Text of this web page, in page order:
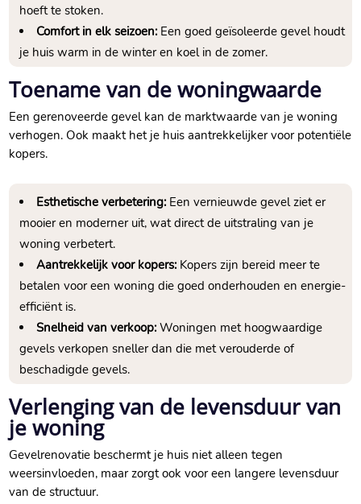
hoeft te stoken.​
Comfort in elk seizoen:Een goed geïsoleerde gevel houdt
je huis warm in de winter en koel in de zomer.​
Toename van de woningwaarde
Een gerenoveerde gevel kan de marktwaarde van je woning
verhogen.​ Ook maakt het je huis aantrekkelijker voor potentiële
kopers.​
Esthetische verbetering:Een vernieuwde gevel ziet er
mooier en moderner uit, wat direct de uitstraling van je
woning verbetert.​
Aantrekkelijk voor kopers:Kopers zijn bereid meer te
betalen voor een woning die goed onderhouden en energie-
efficiënt is.​
Snelheid van verkoop:Woningen met hoogwaardige
gevels verkopen sneller dan die met verouderde of
beschadigde gevels.​
Verlenging van de levensduur van
je woning
Gevelrenovatie beschermt je huis niet alleen tegen
weersinvloeden, maar zorgt ook voor een langere levensduur
van de structuur.​